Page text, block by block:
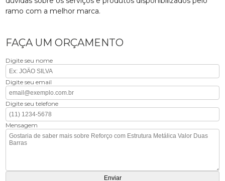
ramo com a melhor marca.
FAÇA UM ORÇAMENTO
Digite seu nome
Digite seu email
Digite seu telefone
Mensagem